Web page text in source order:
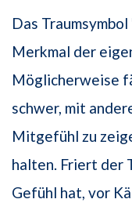
Das
Merkmal der
Möglicherweise
schwer, mit
Mitgefühl zu
halten. Friert der
Gefühl hat, vor